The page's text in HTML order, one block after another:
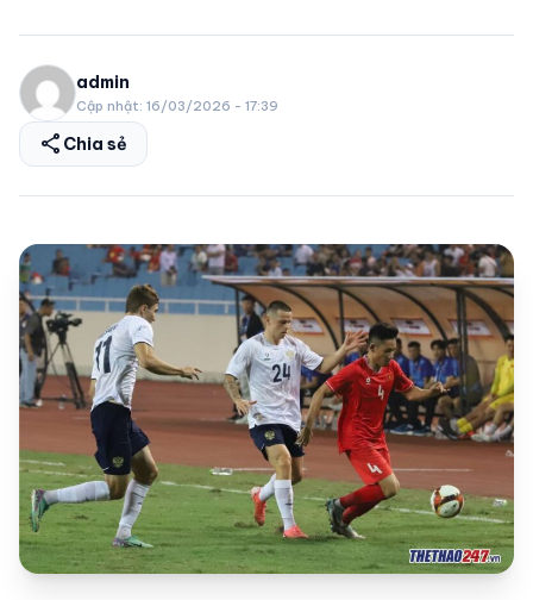
LỊCH THI ĐẤU
share mail © 2026 TT24H
admin
Cập nhật: 16/03/2026 - 17:39
share Chia sẻ